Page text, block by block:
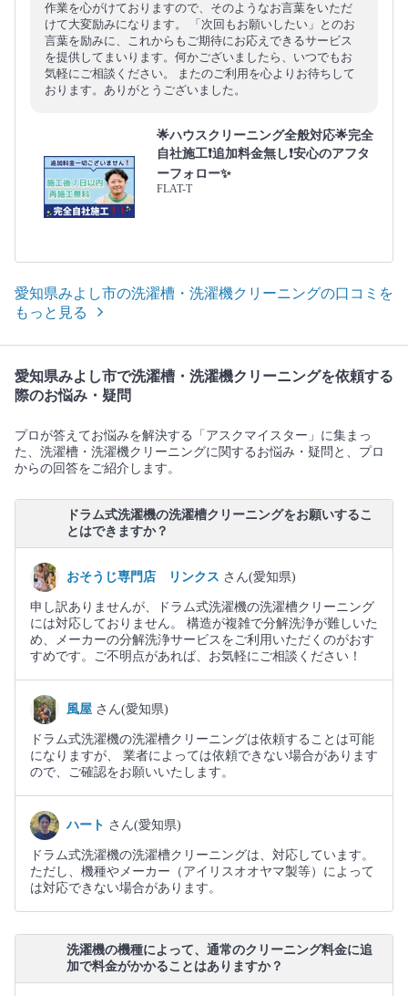
作業を心がけておりますので、そのようなお言葉をいただ
けて大変励みになります。 「次回もお願いしたい」とのお
言葉を励みに、これからもご期待にお応えできるサービス
を提供してまいります。何かございましたら、いつでもお
気軽にご相談ください。 またのご利用を心よりお待ちして
おります。ありがとうございました。
🌟ハウスクリーニング全般対応🌟完全
自社施工❗️追加料金無し❗️安心のアフタ
ーフォロー✨
FLAT-T
愛知県みよし市の洗濯槽・洗濯機クリーニングの口コミを
もっと見る
愛知県みよし市で洗濯槽・洗濯機クリーニングを依頼する
際のお悩み・疑問
プロが答えてお悩みを解決する「アスクマイスター」に集まっ
た、洗濯槽・洗濯機クリーニングに関するお悩み・疑問と、プロ
からの回答をご紹介します。
ドラム式洗濯機の洗濯槽クリーニングをお願いするこ
とはできますか？
おそうじ専門店 リンクス さん(愛知県)
申し訳ありませんが、ドラム式洗濯機の洗濯槽クリーニング
には対応しておりません。 構造が複雑で分解洗浄が難しいた
め、メーカーの分解洗浄サービスをご利用いただくのがおす
すめです。ご不明点があれば、お気軽にご相談ください！
風屋 さん(愛知県)
ドラム式洗濯機の洗濯槽クリーニングは依頼することは可能
になりますが、 業者によっては依頼できない場合があります
ので、ご確認をお願いいたします。
ハート さん(愛知県)
ドラム式洗濯機の洗濯槽クリーニングは、対応しています。
ただし、機種やメーカー（アイリスオオヤマ製等）によって
は対応できない場合があります。
洗濯機の機種によって、通常のクリーニング料金に追
加で料金がかかることはありますか？